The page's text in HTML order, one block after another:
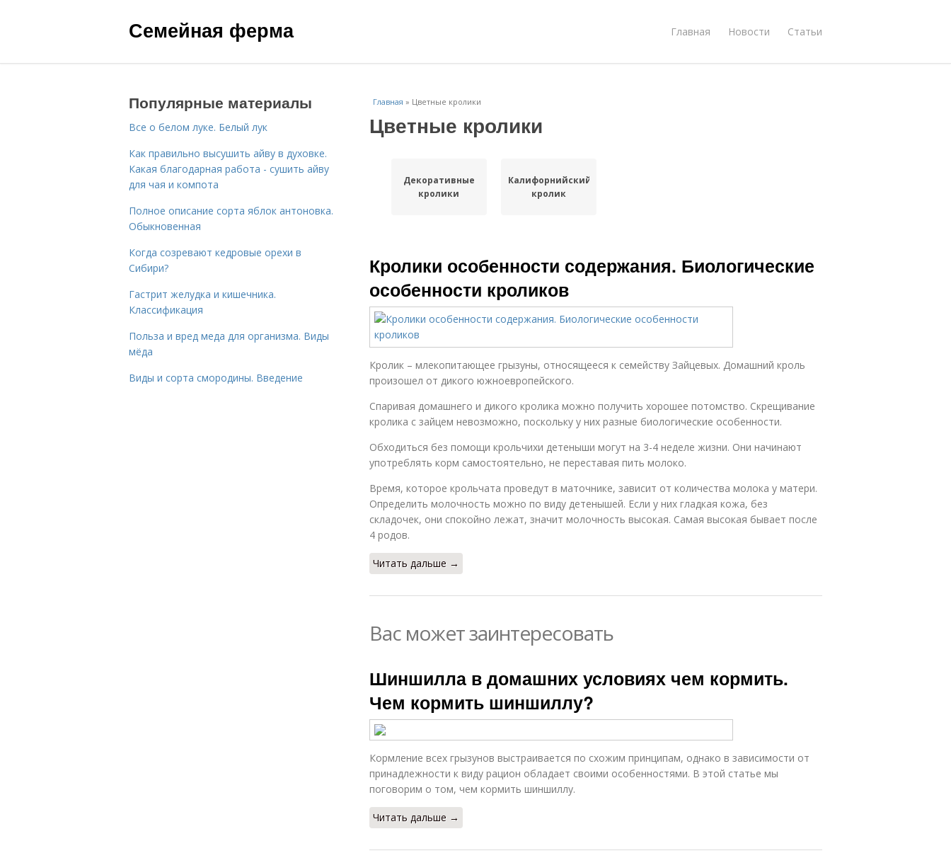
Семейная ферма Главная Новости Статьи
Главная » Цветные кролики
Цветные кролики
Декоративные
кролики
Калифорнийский
кролик
Кролики особенности содержания. Биологические
особенности кроликов
Кролик – млекопитающее грызуны, относящееся к семейству Зайцевых. Домашний кроль
произошел от дикого южноевропейского.
Спаривая домашнего и дикого кролика можно получить хорошее потомство. Скрещивание
кролика с зайцем невозможно, поскольку у них разные биологические особенности.
Обходиться без помощи крольчихи детеныши могут на 3-4 неделе жизни. Они начинают
употреблять корм самостоятельно, не переставая пить молоко.
Время, которое крольчата проведут в маточнике, зависит от количества молока у матери.
Определить молочность можно по виду детенышей. Если у них гладкая кожа, без
складочек, они спокойно лежат, значит молочность высокая. Самая высокая бывает после
4 родов.
Читать дальше →
Вас может заинтересовать
Шиншилла в домашних условиях чем кормить.
Чем кормить шиншиллу?
Кормление всех грызунов выстраивается по схожим принципам, однако в зависимости от
принадлежности к виду рацион обладает своими особенностями. В этой статье мы
поговорим о том, чем кормить шиншиллу.
Читать дальше →
Популярные материалы
Все о белом луке. Белый лук
Как правильно высушить айву в духовке.
Какая благодарная работа - сушить айву
для чая и компота
Полное описание сорта яблок антоновка.
Обыкновенная
Когда созревают кедровые орехи в
Сибири?
Гастрит желудка и кишечника.
Классификация
Польза и вред меда для организма. Виды
мёда
Виды и сорта смородины. Введение